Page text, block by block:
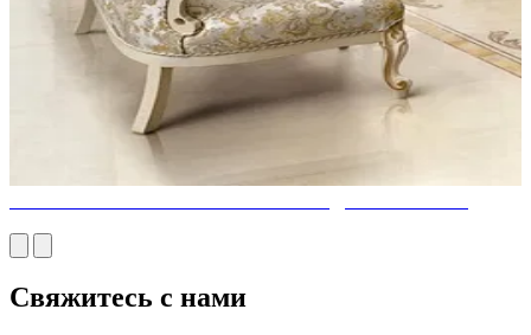
Свяжитесь с нами